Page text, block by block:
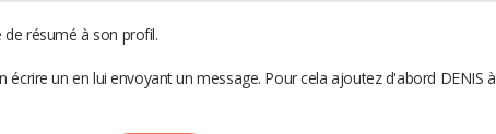
résumé à son profil.
écrire un en lui envoyant un message. Pour cela ajoutez d'abord DENIS à